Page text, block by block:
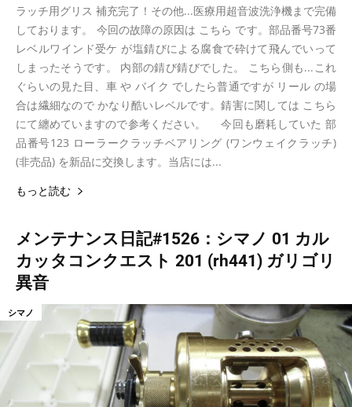
ラッチ用グリス 補充完了！その他...医療用超音波洗浄機まで完備
しております。 今回の故障の原因は こちら です。部品番号73番
レベルワインド受ケ が塩錆びによる腐食で砕けて飛んでいって
しまったそうです。 内部の錆び錆びでした。 こちら側も...これ
ぐらいの見た目、車 や バイク でしたら普通ですが リール の場
合は繊細なので かなり酷いレベルです。錆害に関しては こちら
にて纏めていますので参考ください。 今回も磨耗していた 部
品番号123 ローラークラッチベアリング (ワンウェイクラッチ)
(非売品) を新品に交換します。当店には...
もっと読む
メンテナンス日記#1526：シマノ 01 カル
カッタコンクエスト 201 (rh441) ガリゴリ
異音
シマノ